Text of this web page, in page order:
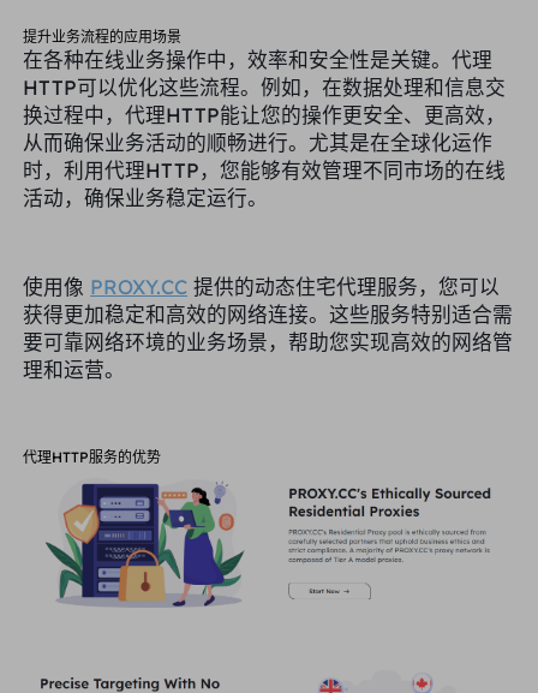
更多的集成
提升业务流程的应用场景
在各种在线业务操作中，效率和安全性是关键。代理
HTTP可以优化这些流程。例如，在数据处理和信息交
换过程中，代理HTTP能让您的操作更安全、更高效，
从而确保业务活动的顺畅进行。尤其是在全球化运作
时，利用代理HTTP，您能够有效管理不同市场的在线
活动，确保业务稳定运行。
使用像 PROXY.CC 提供的动态住宅代理服务，您可以
获得更加稳定和高效的网络连接。这些服务特别适合需
要可靠网络环境的业务场景，帮助您实现高效的网络管
理和运营。
代理HTTP服务的优势